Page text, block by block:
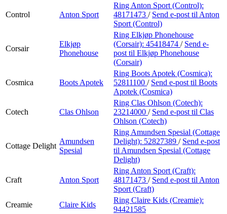
Control Anton Sport
Ring Anton Sport (Control):
48171473 / Send e-post til Anton
Sport (Control)
Corsair
Elkjøp
Phonehouse
Ring Elkjøp Phonehouse
(Corsair): 45418474 / Send e-
post til Elkjøp Phonehouse
(Corsair)
Cosmica Boots Apotek
Ring Boots Apotek (Cosmica):
52811100 / Send e-post til Boots
Apotek (Cosmica)
Cotech Clas Ohlson
Ring Clas Ohlson (Cotech):
23214000 / Send e-post til Clas
Ohlson (Cotech)
Cottage Delight
Amundsen
Spesial
Ring Amundsen Spesial (Cottage
Delight): 52827389 / Send e-post
til Amundsen Spesial (Cottage
Delight)
Craft Anton Sport
Ring Anton Sport (Craft):
48171473 / Send e-post til Anton
Sport (Craft)
Creamie
Claire Kids
Ring Claire Kids (Creamie):
94421585